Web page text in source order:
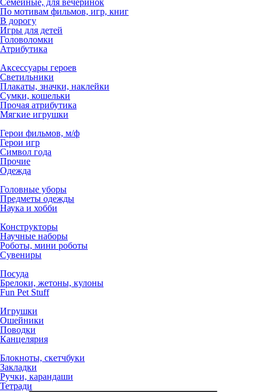
Семейные, для вечеринок
По мотивам фильмов, игр, книг
В дорогу
Игры для детей
Головоломки
Атрибутика
Аксессуары героев
Светильники
Плакаты, значки, наклейки
Сумки, кошельки
Прочая атрибутика
Мягкие игрушки
Герои фильмов, м/ф
Герои игр
Символ года
Прочие
Одежда
Головные уборы
Предметы одежды
Наука и хобби
Конструкторы
Научные наборы
Роботы, мини роботы
Сувениры
Посуда
Брелоки, жетоны, кулоны
Fun Pet Stuff
Игрушки
Ошейники
Поводки
Канцелярия
Блокноты, скетчбуки
Закладки
Ручки, карандаши
Тетради